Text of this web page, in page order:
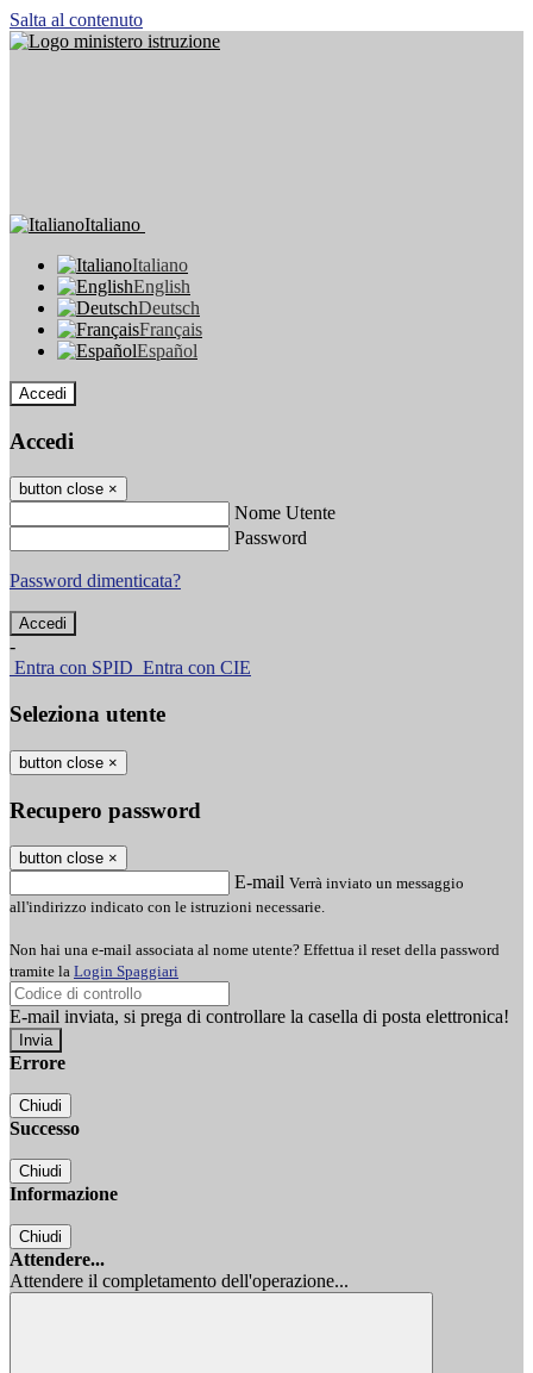
Salta al contenuto
Italiano
Italiano
English
Deutsch
Français
Español
Accedi
Accedi
button close ×
Nome Utente
Password
Password dimenticata?
-
Entra con SPID Entra con CIE
Seleziona utente
button close ×
Recupero password
button close ×
E-mail Verrà inviato un messaggio
all'indirizzo indicato con le istruzioni necessarie.
Non hai una e-mail associata al nome utente? Effettua il reset della password
tramite la Login Spaggiari
E-mail inviata, si prega di controllare la casella di posta elettronica!
Errore
Chiudi
Successo
Chiudi
Informazione
Chiudi
Attendere...
Attendere il completamento dell'operazione...